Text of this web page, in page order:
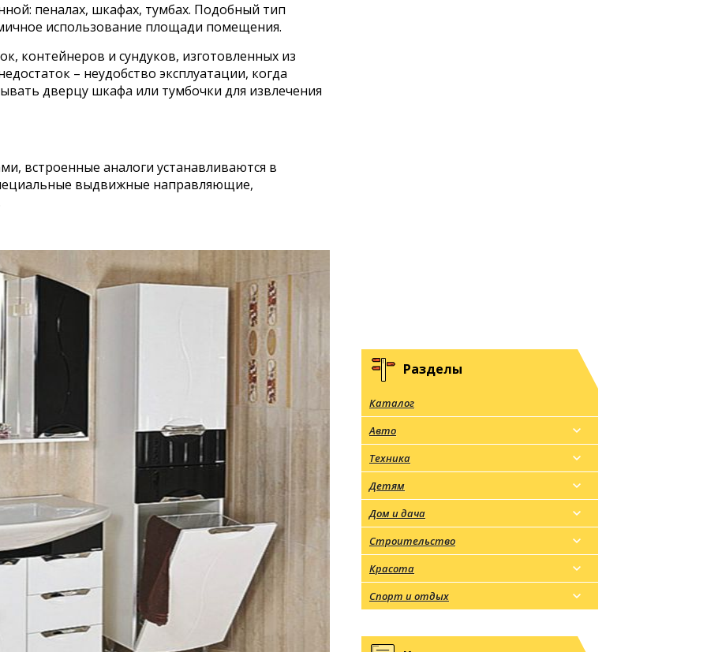
пеналах, шкафах, тумбах. Подобный тип
использование площади помещения.
контейнеров и сундуков, изготовленных из
– неудобство эксплуатации, когда
дверцу шкафа или тумбочки для извлечения
встроенные аналоги устанавливаются в
выдвижные направляющие,
Разделы
Каталог
Авто
Техника
Детям
Дом и дача
Строительство
Красота
Спорт и отдых